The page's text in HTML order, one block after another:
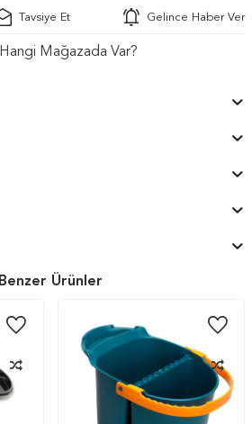
Tavsiye Et Gelince Haber Ver
Hangi Mağazada Var?
Benzer Ürünler